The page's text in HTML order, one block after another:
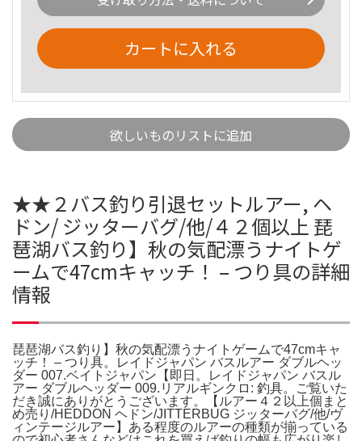
カートに入れる
欲しいものリストに追加
★★２バス釣り引退セットルアー, ヘ
ドン/ ジッターバグ/他/４２個以上 琵
琶湖バス釣り】秋の気配漂うナイトゲ
ームで47cmキャッチ！ – つり具の詳細
情報
琵琶湖バス釣り】秋の気配漂うナイトゲームで47cmキャ
ッチ！ – つり具。レイドジャパン バスルアー ダブルヘッ
ダー 007.ベイトジャパン【即日。レイドジャパン バスル
アー ダブルヘッダー 009.リアルギンクロ: 釣具。ご覧いた
だき誠にありがとうございます。【ルアー４２以上個まと
め売り/HEDDON ヘドン/JITTERBUG ジッターバグ/他/ヴ
ィンテージルアー】ある程度のルアーの種類が揃っている